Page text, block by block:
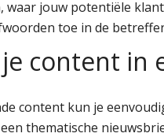
waar jouw potentiële
toe in de
content in
content kun je
thematische